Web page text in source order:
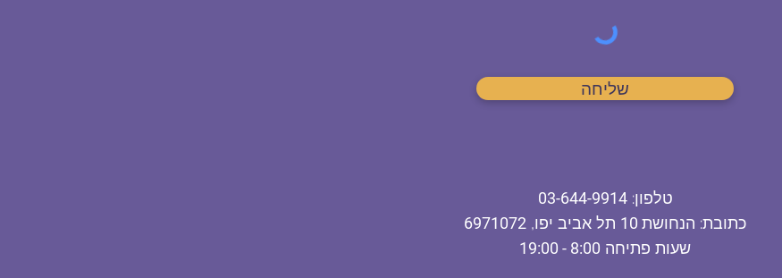
טלפון:
03-644-9914
כתובת: הנחושת תל אביב יפו, 6971072
שעות פתיחה 8:00 - 19:00
שליחה